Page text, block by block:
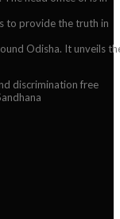
to provide the truth in
Odisha. It unveils
discrimination free